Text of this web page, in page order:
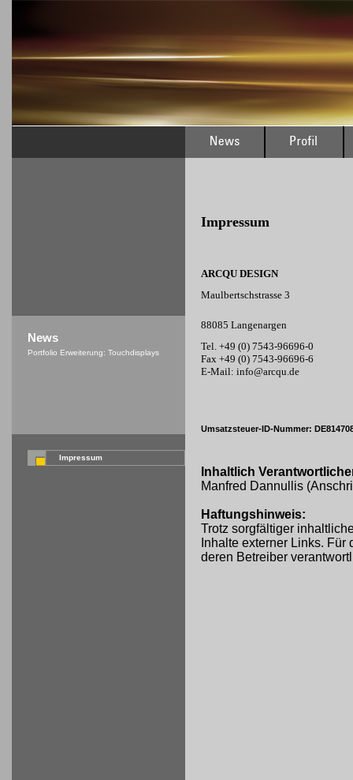
Impressum
ARCQU DESIGN
Maulbertschstrasse 3
88085 Langenargen
Tel. +49 (0) 7543-96696-0
Fax +49 (0) 7543-96696-6
E-Mail: info@arcqu.de
Umsatzsteuer-ID-Nummer:
Inhaltlich
Manfred Dannullis
Haftungshinweis:
Trotz sorgfältiger
Inhalte externer Links.
deren Betreiber
News
Portfolio Erweiterung: Touchdisplays
Impressum